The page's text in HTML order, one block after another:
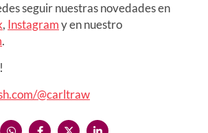
seguir nuestras novedades en
, Instagramy en nuestro
.
@carltraw